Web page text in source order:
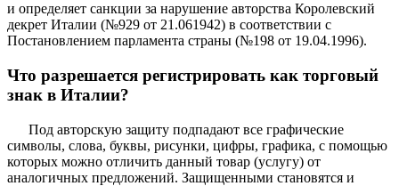
и определяет санкции за нарушение авторства Королевский
декрет Италии (№929 от 21.061942) в соответствии с
Постановлением парламента страны (№198 от 19.04.1996).
Что разрешается регистрировать как торговый
знак в Италии?
Под авторскую защиту подпадают все графические
символы, слова, буквы, рисунки, цифры, графика, с помощью
которых можно отличить данный товар (услугу) от
аналогичных предложений. Защищенными становятся и